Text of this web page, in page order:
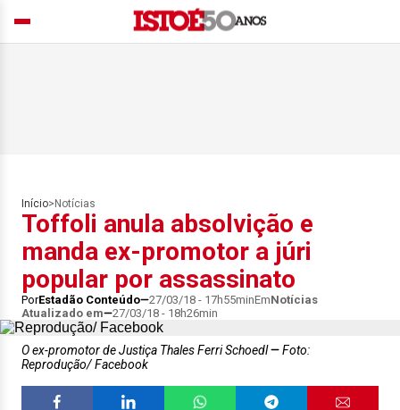
Início> Notícias
Toffoli anula absolvição e
manda ex-promotor a júri
popular por assassinato
PorEstadão Conteúdo 27/03/18 - 17h55minEmNotícias
Atualizado em
27/03/18 - 18h26min
O ex-promotor de Justiça Thales Ferri Schoedl
Foto:
Reprodução/ Facebook